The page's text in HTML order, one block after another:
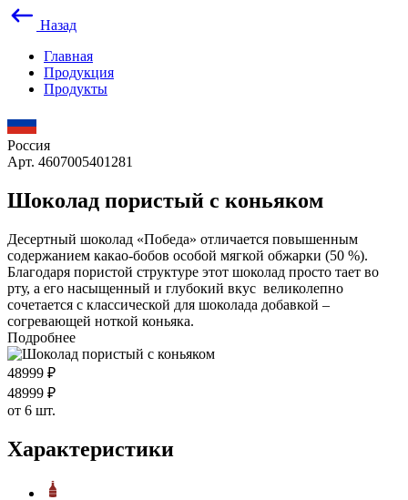
Назад
Главная
Продукция
Продукты
Россия
Арт. 4607005401281
Шоколад пористый с коньяком
Десертный шоколад «Победа» отличается повышенным
содержанием какао-бобов особой мягкой обжарки (50 %).
Благодаря пористой структуре этот шоколад просто тает во
рту, а его насыщенный и глубокий вкус великолепно
сочетается с классической для шоколада добавкой –
согревающей ноткой коньяка.
Подробнее
48999 ₽
48999 ₽
от 6 шт.
Характеристики